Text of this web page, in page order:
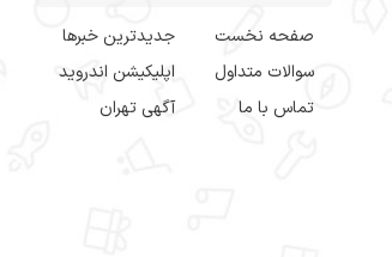
صفحه نخست
سوالات متداول
تماس با ما
جدیدترین خبرها
اپلیکیشن اندروید
آگهی تهران